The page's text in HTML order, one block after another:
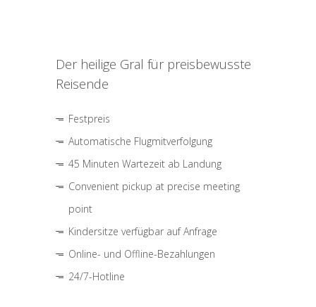
Der heilige Gral für preisbewusste
Reisende
Festpreis
Automatische Flugmitverfolgung
45 Minuten Wartezeit ab Landung
Convenient pickup at precise meeting
point
Kindersitze verfügbar auf Anfrage
Online- und Offline-Bezahlungen
24/7-Hotline